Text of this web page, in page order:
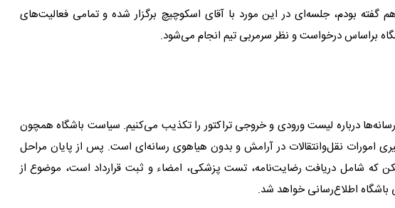
گفته بودم، جلسه‌ای در این مورد با آقای اسکوچیچ برگزار شده و تمامی فعالیت‌های
براساس درخواست و نظر سرمربی تیم انجام می‌شود.
رسانه‌ها درباره لیست ورودی و خروجی تراکتور را تکذیب می‌کنیم. سیاست باشگاه همچون
امورات نقل‌وانتقالات در آرامش و بدون هیاهوی رسانه‌ای است. پس از پایان مراحل
که شامل دریافت رضایت‌نامه، تست پزشکی، امضاء و ثبت قرارداد است، موضوع از
اطلاع‌رسانی خواهد شد.